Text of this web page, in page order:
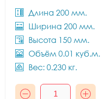
Длина 200 мм.
Ширина 200 мм.
Высота 150 мм.
Объём 0.01 куб.м.
Вес: 0.230 кг.